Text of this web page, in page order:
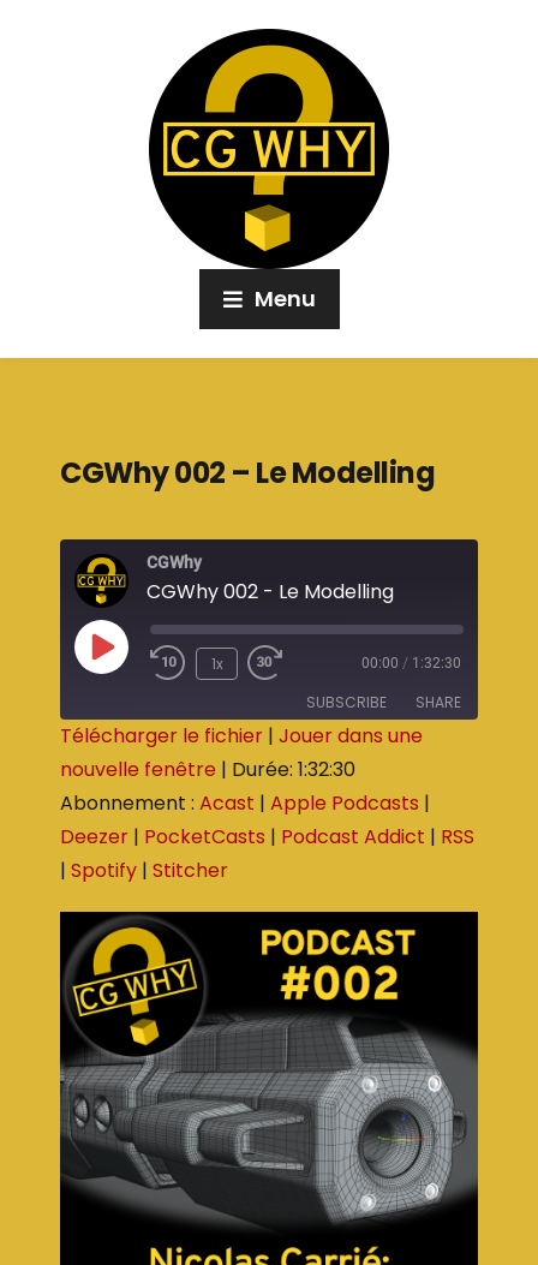
Menu
CGWhy 002 – Le Modelling
CGWhy
CGWhy 002 - Le Modelling
1x 00:00 / 1:32:30
SUBSCRIBE SHARE
Acast Apple Podcasts
Deezer PocketCasts
Podcast Addict RSS
Spotify
RSS FEED
SHARE
EMBED
Télécharger le fichier | Jouer dans une
nouvelle fenêtre | Durée: 1:32:30
Abonnement : Acast | Apple Podcasts |
Deezer | PocketCasts | Podcast Addict | RSS
| Spotify | Stitcher